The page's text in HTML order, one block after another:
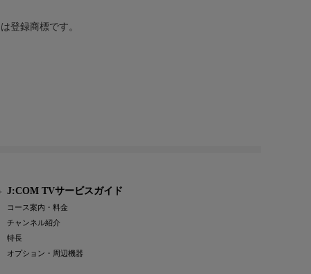
登録商標です。
J:COM TVサービスガイド
コース案内・料金
チャンネル紹介
特長
オプション・周辺機器